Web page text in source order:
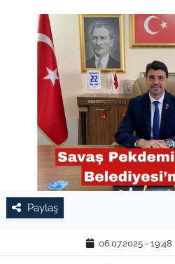
Paylaş
06.07.2025 - 19:48
EĞİTİM
TARIM VE HAYVANCILIK
KÜLTÜR SANAT
RESMİ İLAN
SPOR
YAŞAM